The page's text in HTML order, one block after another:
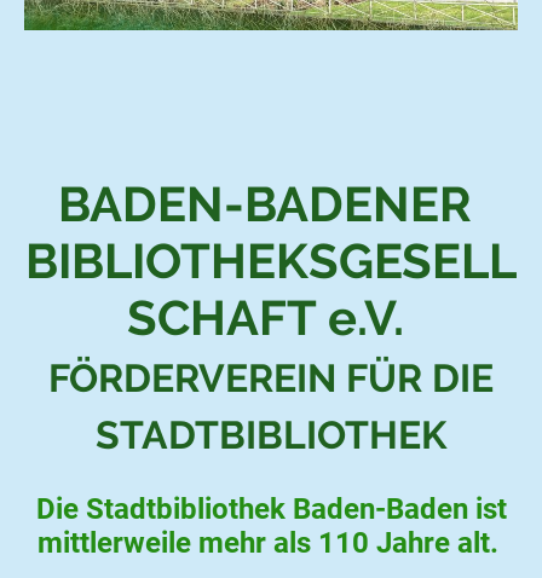
BADEN-BADENER
BIBLIOTHEKSGESELL
SCHAFT e.V.
FÖRDERVEREIN FÜR DIE
STADTBIBLIOTHEK
Die Stadtbibliothek Baden-Baden ist
mittlerweile mehr als 110 Jahre alt.